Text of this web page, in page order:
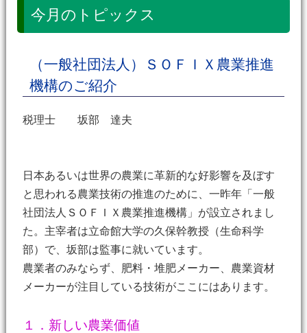
今月のトピックス
（一般社団法人）ＳＯＦＩＸ農業推進
機構のご紹介
税理士 坂部 達夫
日本あるいは世界の農業に革新的な好影響を及ぼす
と思われる農業技術の推進のために、一昨年「一般
社団法人ＳＯＦＩＸ農業推進機構」が設立されまし
た。主宰者は立命館大学の久保幹教授（生命科学
部）で、坂部は監事に就いています。
農業者のみならず、肥料・堆肥メーカー、農業資材
メーカーが注目している技術がここにはあります。
１．新しい農業価値